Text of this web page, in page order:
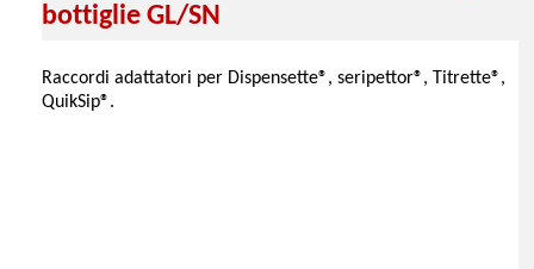
bottiglie GL/SN
Raccordi adattatori per Dispensette®, seripettor®, Titrette®,
QuikSip®.